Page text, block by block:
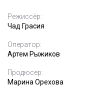
Режиссёр:
Чад Грасия
Оператор:
Артем Рыжиков
Продюсер:
Марина Орехова